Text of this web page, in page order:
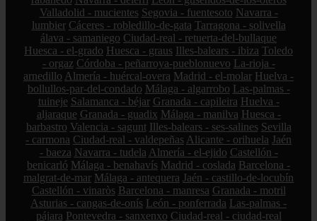
Valladolid - mucientes Segovia - fuentesoto Navarra -
lumbier Cáceres - robledillo-de-gata Tarragona - solivella
álava - samaniego Ciudad-real - retuerta-del-bullaque
Huesca - el-grado Huesca - graus Illes-balears - ibiza Toledo
- orgaz Córdoba - peñarroya-pueblonuevo La-rioja -
arnedillo Almería - huércal-overa Madrid - el-molar Huelva -
bollullos-par-del-condado Málaga - algarrobo Las-palmas -
tuineje Salamanca - béjar Granada - capileira Huelva -
aljaraque Granada - guadix Málaga - manilva Huesca -
barbastro Valencia - sagunt Illes-balears - ses-salines Sevilla
- carmona Ciudad-real - valdepeñas Alicante - orihuela Jaén
- baeza Navarra - tudela Almería - el-ejido Castellón -
benicarló Málaga - benahavís Madrid - coslada Barcelona -
malgrat-de-mar Málaga - antequera Jaén - castillo-de-locubín
Castellón - vinaròs Barcelona - manresa Granada - motril
Asturias - cangas-de-onís León - ponferrada Las-palmas -
pájara Pontevedra - sanxenxo Ciudad-real - ciudad-real